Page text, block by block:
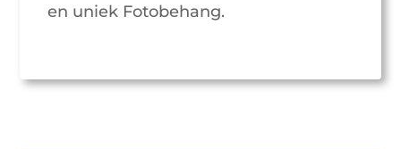
en uniek Fotobehang.